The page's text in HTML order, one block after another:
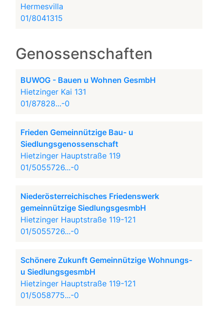
Hermesvilla
01/8041315
Genossenschaften
BUWOG - Bauen u Wohnen GesmbH
Hietzinger Kai 131
01/87828...-0
Frieden Gemeinnützige Bau- u
Siedlungsgenossenschaft
Hietzinger Hauptstraße 119
01/5055726...-0
Niederösterreichisches Friedenswerk
gemeinnützige SiedlungsgesmbH
Hietzinger Hauptstraße 119-121
01/5055726...-0
Schönere Zukunft Gemeinnützige Wohnungs-
u SiedlungsgesmbH
Hietzinger Hauptstraße 119-121
01/5058775...-0